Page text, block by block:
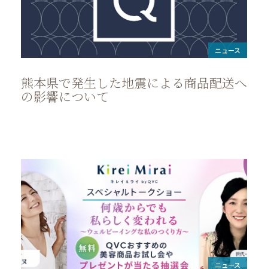
ニュース
熊本県で発生した地震による商品配送へ
の影響について
ニュース